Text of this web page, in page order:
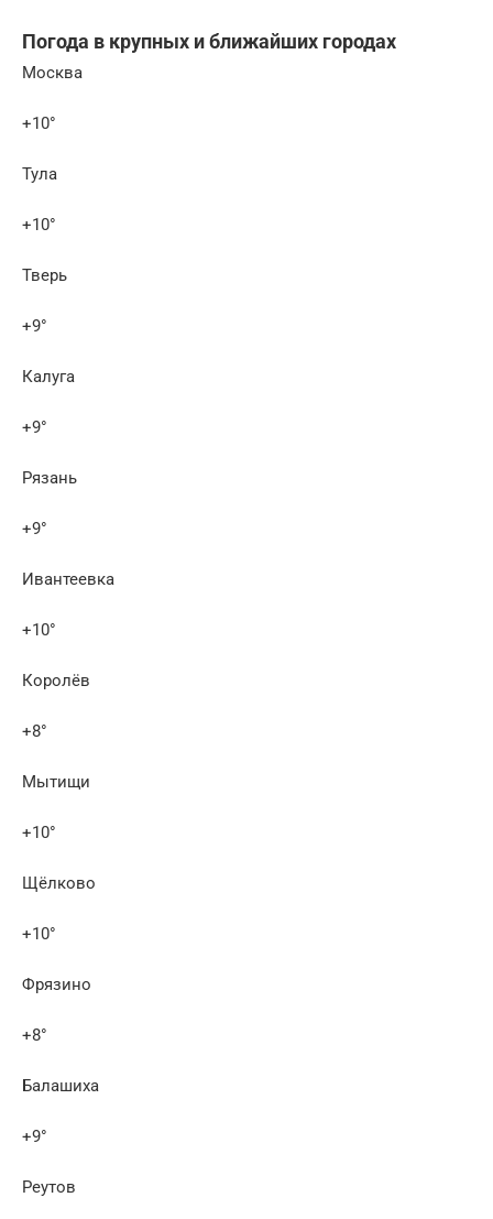
Погода в крупных и ближайших городах
Москва
+10°
Тула
+10°
Тверь
+9°
Калуга
+9°
Рязань
+9°
Ивантеевка
+10°
Королёв
+8°
Мытищи
+10°
Щёлково
+10°
Фрязино
+8°
Балашиха
+9°
Реутов